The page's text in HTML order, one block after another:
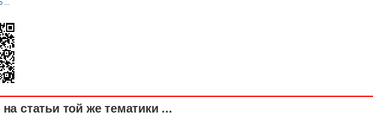
статьи той же тематики ...